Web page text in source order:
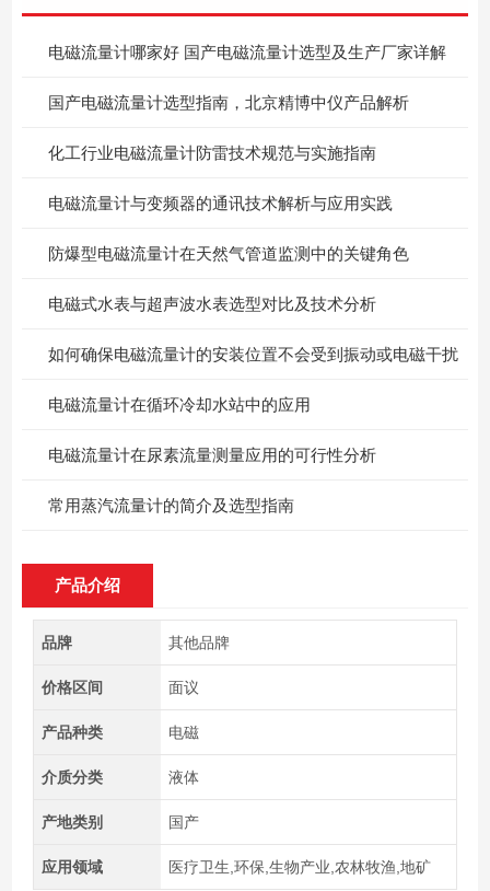
电磁流量计哪家好 国产电磁流量计选型及生产厂家详解
国产电磁流量计选型指南，北京精博中仪产品解析
化工行业电磁流量计防雷技术规范与实施指南
电磁流量计与变频器的通讯技术解析与应用实践
防爆型电磁流量计在天然气管道监测中的关键角色
电磁式水表与超声波水表选型对比及技术分析
如何确保电磁流量计的安装位置不会受到振动或电磁干扰
电磁流量计在循环冷却水站中的应用
电磁流量计在尿素流量测量应用的可行性分析
常用蒸汽流量计的简介及选型指南
产品介绍
品牌 其他品牌
价格区间 面议
产品种类 电磁
介质分类 液体
产地类别 国产
应用领域 医疗卫生,环保,生物产业,农林牧渔,地矿